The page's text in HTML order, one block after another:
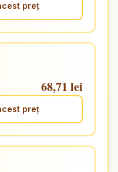
preț
68,71 lei
preț